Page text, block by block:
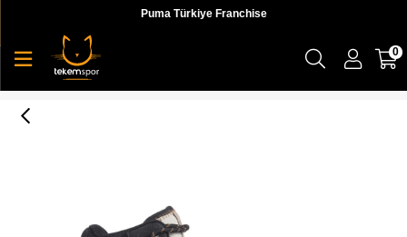
Puma Türkiye Franchise
0